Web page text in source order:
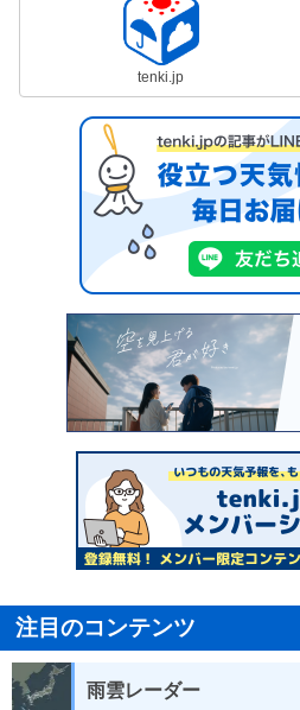
tenki.jp
注目のコンテンツ
雨雲レーダー